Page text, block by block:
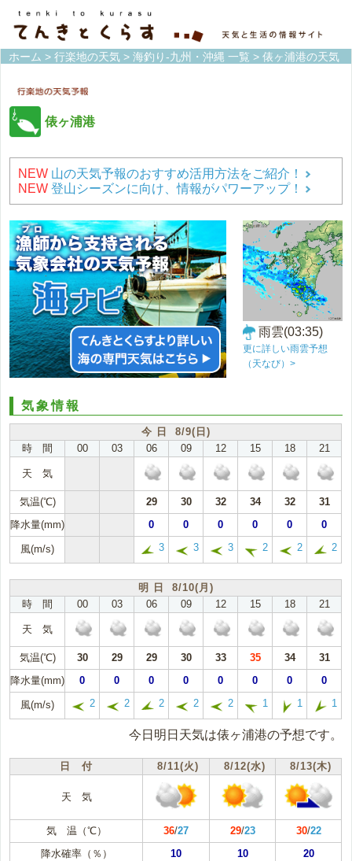
ホーム > 行楽地の天気 > 海釣り-九州・沖縄 一覧 > 俵ヶ浦港の天気
俵ヶ浦港
NEW 山の天気予報のおすすめ活用方法をご紹介！
NEW 登山シーズンに向け、情報がパワーアップ！
雨雲(03:35)
更に詳しい雨雲予想
（天なび）>
気象情報
今 日 8/9(日)
時 間
00 03 06 09 12 15 18 21
天 気
気温(℃) 29 30 32 34 32
31
降水量(mm)
0 0 0 0 0 0
風(m/s) 3 3 3 2 2 2
明 日 8/10(月)
時 間
00 03 06 09 12 15 18 21
天 気
気温(℃) 30 29 29 30 33 35 34
31
降水量(mm)
0 0 0 0 0 0 0 0
風(m/s) 2 2 2 2 2 1 1 1
今日明日天気は俵ヶ浦港の予想です。
日 付 8/11(火) 8/12(水) 8/13(木)
天 気
気 温（℃） 36/27 29/23 30/22
降水確率（％）
10 10 20